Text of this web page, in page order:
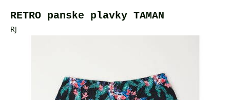
RETRO panske plavky TAMAN
RJ